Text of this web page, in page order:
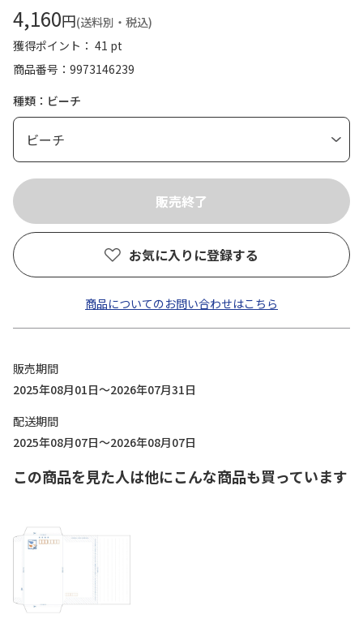
4,160円(送料別・税込)
獲得ポイント： 41 pt
商品番号
9973146239
種類：ビーチ
お気に入りに登録する
商品についてのお問い合わせはこちら
販売期間
2025年08月01日～2026年07月31日
配送期間
2025年08月07日～2026年08月07日
この商品を見た人は他にこんな商品も買っています